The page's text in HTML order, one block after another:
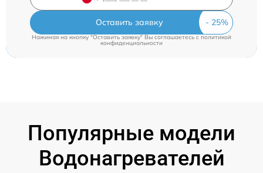
Оставить заявку
Нажимая на кнопку "Оставить заявку" Вы соглашаетесь cполитикой
конфиденциальности
Популярные модели
Водонагревателей